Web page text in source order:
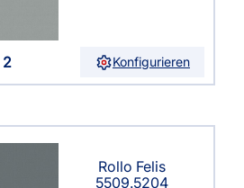
2 Konfigurieren
Rollo Felis
5509.5204